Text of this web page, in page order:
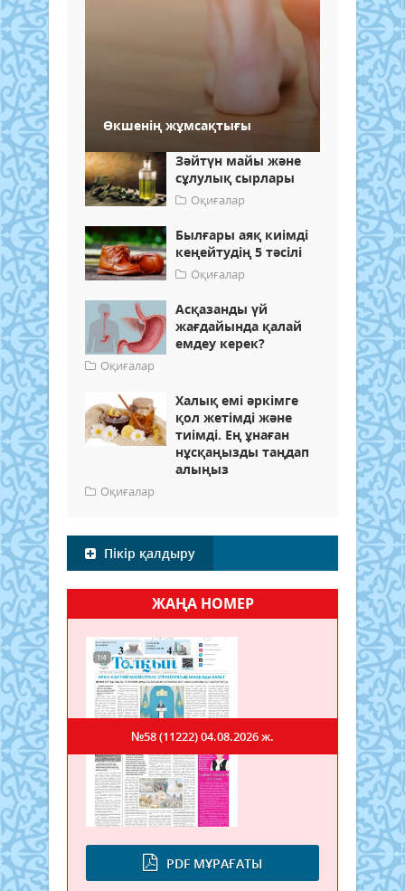
Өкшенің жұмсақтығы
Зәйтүн майы және
сұлулық сырлары
Оқиғалар
Былғары аяқ киімді
кеңейтудің 5 тәсілі
Оқиғалар
Асқазанды үй
жағдайында қалай
емдеу керек?
Оқиғалар
Халық емі әркімге
қол жетімді және
тиімді. Ең ұнаған
нұсқаңызды таңдап
алыңыз
Оқиғалар
Пікір қалдыру
ЖАҢА НОМЕР
PDF МҰРАҒАТЫ
№58 (11222)04.08.2026 ж.